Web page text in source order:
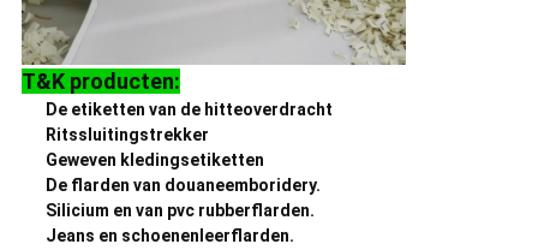
T&K producten:
De etiketten van de hitteoverdracht
Ritssluitingstrekker
Geweven kledingsetiketten
De flarden van douaneemboridery.
Silicium en van pvc rubberflarden.
Jeans en schoenenleerflarden.